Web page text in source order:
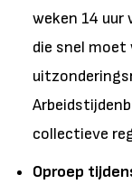
weken 14 uur
die snel moet
collectieve
Oproep